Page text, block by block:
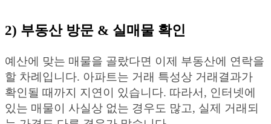
2) 부동산 방문 & 실매물 확인
예산에 맞는 매물을 골랐다면 이제 부동산에 연락을
할 차례입니다. 아파트는 거래 특성상 거래결과가
확인될 때까지 지연이 있습니다. 따라서, 인터넷에
있는 매물이 사실상 없는 경우도 많고, 실제 거래되